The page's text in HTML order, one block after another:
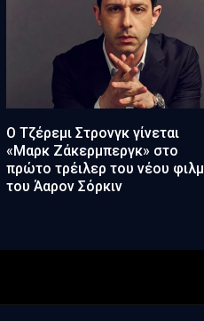
Ο Τζέρεμι Στρονγκ γίνεται
«Μαρκ Ζάκερμπεργκ» στο
πρώτο τρέιλερ του νέου φιλμ
του Άαρον Σόρκιν